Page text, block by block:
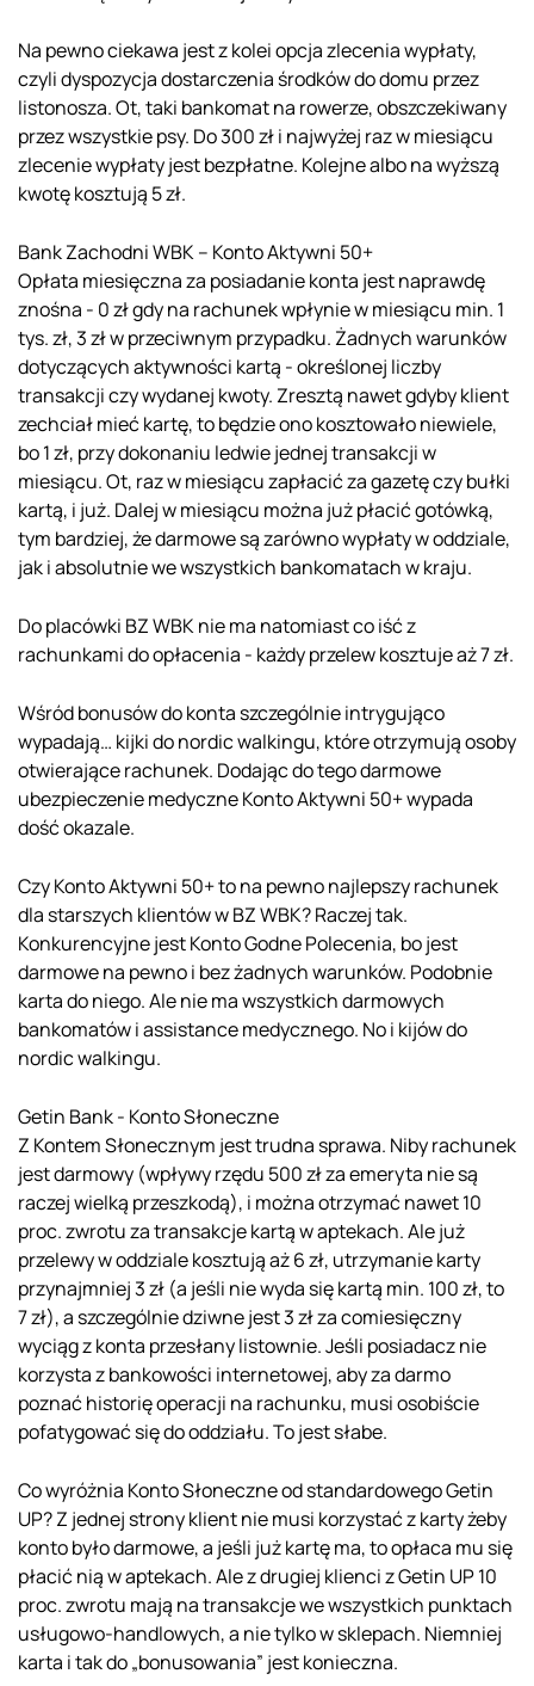
Na pewno ciekawa jest z kolei opcja zlecenia wypłaty,
czyli dyspozycja dostarczenia środków do domu przez
listonosza. Ot, taki bankomat na rowerze, obszczekiwany
przez wszystkie psy. Do 300 zł i najwyżej raz w miesiącu
zlecenie wypłaty jest bezpłatne. Kolejne albo na wyższą
kwotę kosztują 5 zł.
Bank Zachodni WBK – Konto Aktywni 50+
Opłata miesięczna za posiadanie konta jest naprawdę
znośna - 0 zł gdy na rachunek wpłynie w miesiącu min. 1
tys. zł, 3 zł w przeciwnym przypadku. Żadnych warunków
dotyczących aktywności kartą - określonej liczby
transakcji czy wydanej kwoty. Zresztą nawet gdyby klient
zechciał mieć kartę, to będzie ono kosztowało niewiele,
bo 1 zł, przy dokonaniu ledwie jednej transakcji w
miesiącu. Ot, raz w miesiącu zapłacić za gazetę czy bułki
kartą, i już. Dalej w miesiącu można już płacić gotówką,
tym bardziej, że darmowe są zarówno wypłaty w oddziale,
jak i absolutnie we wszystkich bankomatach w kraju.
Do placówki BZ WBK nie ma natomiast co iść z
rachunkami do opłacenia - każdy przelew kosztuje aż 7 zł.
Wśród bonusów do konta szczególnie intrygująco
wypadają… kijki do nordic walkingu, które otrzymują osoby
otwierające rachunek. Dodając do tego darmowe
ubezpieczenie medyczne Konto Aktywni 50+ wypada
dość okazale.
Czy Konto Aktywni 50+ to na pewno najlepszy rachunek
dla starszych klientów w BZ WBK? Raczej tak.
Konkurencyjne jest Konto Godne Polecenia, bo jest
darmowe na pewno i bez żadnych warunków. Podobnie
karta do niego. Ale nie ma wszystkich darmowych
bankomatów i assistance medycznego. No i kijów do
nordic walkingu.
Getin Bank - Konto Słoneczne
Z Kontem Słonecznym jest trudna sprawa. Niby rachunek
jest darmowy (wpływy rzędu 500 zł za emeryta nie są
raczej wielką przeszkodą), i można otrzymać nawet 10
proc. zwrotu za transakcje kartą w aptekach. Ale już
przelewy w oddziale kosztują aż 6 zł, utrzymanie karty
przynajmniej 3 zł (a jeśli nie wyda się kartą min. 100 zł, to
7 zł), a szczególnie dziwne jest 3 zł za comiesięczny
wyciąg z konta przesłany listownie. Jeśli posiadacz nie
korzysta z bankowości internetowej, aby za darmo
poznać historię operacji na rachunku, musi osobiście
pofatygować się do oddziału. To jest słabe.
Co wyróżnia Konto Słoneczne od standardowego Getin
UP? Z jednej strony klient nie musi korzystać z karty żeby
konto było darmowe, a jeśli już kartę ma, to opłaca mu się
płacić nią w aptekach. Ale z drugiej klienci z Getin UP 10
proc. zwrotu mają na transakcje we wszystkich punktach
usługowo-handlowych, a nie tylko w sklepach. Niemniej
karta i tak do „bonusowania” jest konieczna.